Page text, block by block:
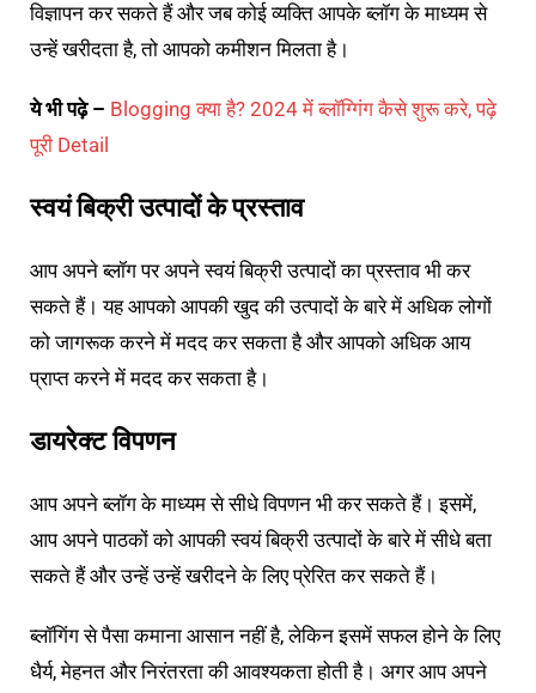
विज्ञापन कर सकते हैं और जब कोई व्यक्ति आपके ब्लॉग के माध्यम से
उन्हें खरीदता है, तो आपको कमीशन मिलता है।
ये भी पढ़े – Blogging क्या है? 2024 में ब्लॉग्गिंग कैसे शुरू करे, पढ़े
पूरी Detail
स्वयं बिक्री उत्पादों के प्रस्ताव
आप अपने ब्लॉग पर अपने स्वयं बिक्री उत्पादों का प्रस्ताव भी कर
सकते हैं। यह आपको आपकी खुद की उत्पादों के बारे में अधिक लोगों
को जागरूक करने में मदद कर सकता है और आपको अधिक आय
प्राप्त करने में मदद कर सकता है।
डायरेक्ट विपणन
आप अपने ब्लॉग के माध्यम से सीधे विपणन भी कर सकते हैं। इसमें,
आप अपने पाठकों को आपकी स्वयं बिक्री उत्पादों के बारे में सीधे बता
सकते हैं और उन्हें उन्हें खरीदने के लिए प्रेरित कर सकते हैं।
ब्लॉगिंग से पैसा कमाना आसान नहीं है, लेकिन इसमें सफल होने के लिए
धैर्य, मेहनत और निरंतरता की आवश्यकता होती है। अगर आप अपने